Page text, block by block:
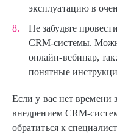
эксплуатацию в
Не забудьте
CRM-системы.
онлайн-вебинар,
понятные
Если у вас нет времени
внедрением CRM-
обратиться к